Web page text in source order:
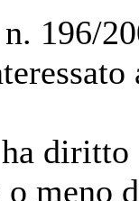
196/
o meno